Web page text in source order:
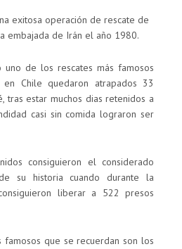
exitosa operación de rescate de
embajada de Irán el año 1980.
de los rescates más famosos
Chile quedaron atrapados 33
tras estar muchos dias retenidos a
casi sin comida lograron ser
consiguieron el considerado
su historia cuando durante la
liberar a 522 presos
famosos que se recuerdan son los